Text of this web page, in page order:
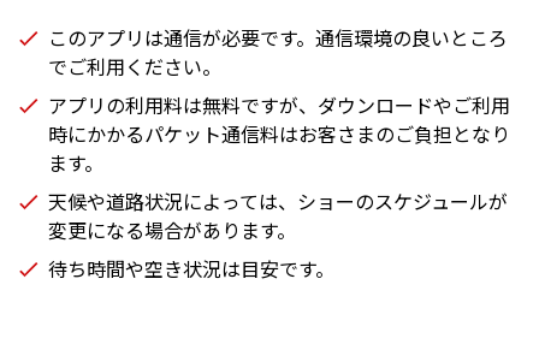
このアプリは通信が必要です。通信環境の良いところ
でご利用ください。
アプリの利用料は無料ですが、ダウンロードやご利用
時にかかるパケット通信料​はお客さまのご負担となり
ます。
天候や道路状況によっては、ショーのスケジュールが
変更になる場合があります。
待ち時間や空き状況は目安です。